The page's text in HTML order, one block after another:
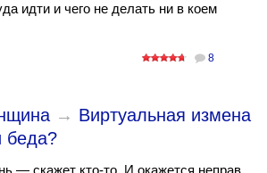
идти и чего не делать ни в коем
8
→ Виртуальная измена
беда?